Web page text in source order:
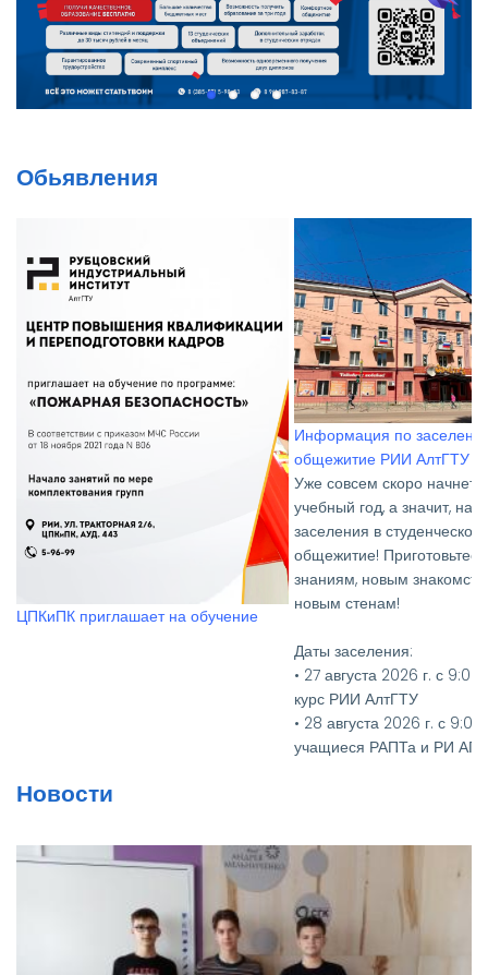
Обьявления
Информация по заселению в
Уже совсем скоро начнется новый
учебный год, а значит, настало время
заселения в студенческое
общежитие! Приготовьтесь к новым
новым стенам!
15:00 - 2-4 курсы РИИ АлтГТУ
Необходимые документы:
• Паспорт и его копия
(флюорография (копия), кровь на
RW, осмотр на чесотку и педикулез)
• Для первокурсников — два фото
Вручение дипломов
Новости